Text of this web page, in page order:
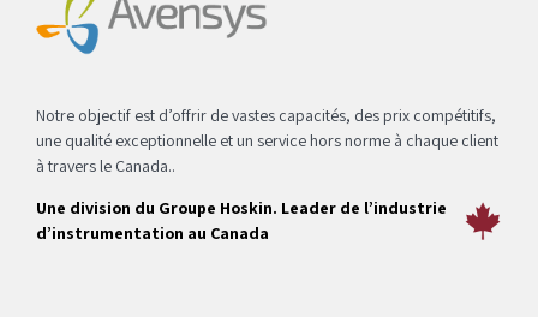
Notre objectif est d’offrir de vastes capacités, des prix compétitifs,
une qualité exceptionnelle et un service hors norme à chaque client
à travers le Canada..
Une division du Groupe Hoskin. Leader de l’industrie
d’instrumentation au Canada